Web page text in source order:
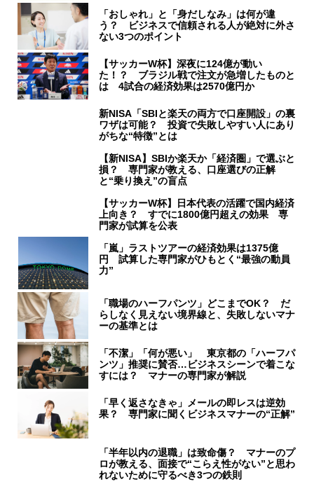
「おしゃれ」と「身だしなみ」は何が違
う？ ビジネスで信頼される人が絶対に外さ
ない3つのポイント
【サッカーW杯】深夜に124億が動い
た！？ ブラジル戦で注文が急増したものと
は 4試合の経済効果は2570億円か
新NISA「SBIと楽天の両方で口座開設」の裏
ワザは可能？ 投資で失敗しやすい人にあり
がちな“特徴”とは
【新NISA】SBIか楽天か「経済圏」で選ぶと
損？ 専門家が教える、口座選びの正解
と“乗り換え”の盲点
【サッカーW杯】日本代表の活躍で国内経済
上向き？ すでに1800億円超えの効果 専
門家が試算を公表
「嵐」ラストツアーの経済効果は1375億
円 試算した専門家がひもとく“最強の動員
力”
「職場のハーフパンツ」どこまでOK？ だ
らしなく見えない境界線と、失敗しないマナ
ーの基準とは
「不潔」「何が悪い」 東京都の「ハーフパ
ンツ」推奨に賛否…ビジネスシーンで着こな
すには？ マナーの専門家が解説
「早く返さなきゃ」メールの即レスは逆効
果？ 専門家に聞くビジネスマナーの“正解”
「半年以内の退職」は致命傷？ マナーのプ
ロが教える、面接で“こらえ性がない”と思わ
れないために守るべき3つの鉄則